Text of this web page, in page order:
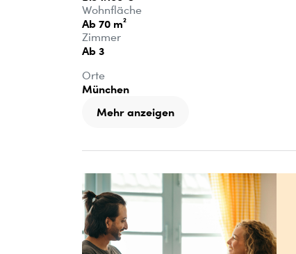
Wohnfläche
Ab 70 m²
Zimmer
Ab 3
Orte
München
Mehr anzeigen